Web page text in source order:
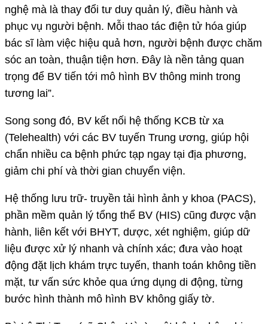
nghệ mà là thay đổi tư duy quản lý, điều hành và
phục vụ người bệnh. Mỗi thao tác điện tử hóa giúp
bác sĩ làm việc hiệu quả hơn, người bệnh được chăm
sóc an toàn, thuận tiện hơn. Đây là nền tảng quan
trọng để BV tiến tới mô hình BV thông minh trong
tương lai”.
Song song đó, BV kết nối hệ thống KCB từ xa
(Telehealth) với các BV tuyến Trung ương, giúp hội
chẩn nhiều ca bệnh phức tạp ngay tại địa phương,
giảm chi phí và thời gian chuyển viện.
Hệ thống lưu trữ- truyền tải hình ảnh y khoa (PACS),
phần mềm quản lý tổng thể BV (HIS) cũng được vận
hành, liên kết với BHYT, dược, xét nghiệm, giúp dữ
liệu được xử lý nhanh và chính xác; đưa vào hoạt
động đặt lịch khám trực tuyến, thanh toán không tiền
mặt, tư vấn sức khỏe qua ứng dụng di động, từng
bước hình thành mô hình BV không giấy tờ.